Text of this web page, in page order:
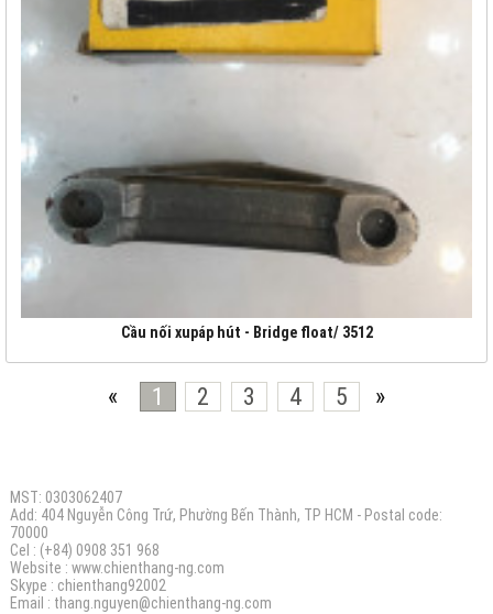
Cầu nối xupáp hút - Bridge float/ 3512
« 1 2 3 4 5 »
MST: 0303062407
Add: 404 Nguyễn Công Trứ, Phường Bến Thành, TP HCM - Postal code:
70000
Cel : (+84) 0908 351 968
Website : www.chienthang-ng.com
Skype : chienthang92002
Email : thang.nguyen@chienthang-ng.com